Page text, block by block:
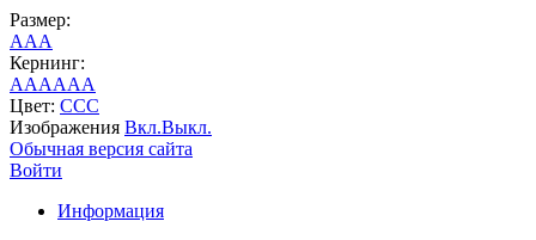
Размер:
AAA
Кернинг:
AAAAAA
Цвет: CCC
Изображения Вкл.Выкл.
Обычная версия сайта
Войти
Информация